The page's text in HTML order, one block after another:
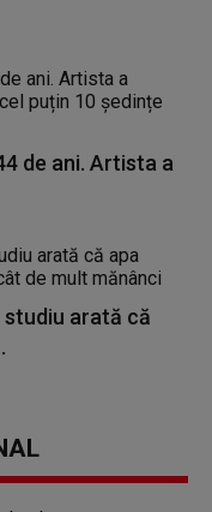
de ani. Artista a
studiu arată că